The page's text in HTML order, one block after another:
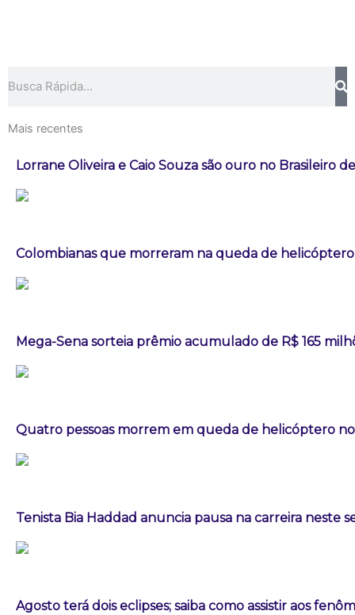
Mais recentes
Lorrane Oliveira e Caio Souza são ouro no Brasileiro
Colombianas que morreram na queda de
Mega-Sena sorteia prêmio acumulado de R$ 165
Quatro pessoas morrem em queda de helicóptero
Tenista Bia Haddad anuncia pausa na carreira neste
Agosto terá dois eclipses; saiba como assistir aos